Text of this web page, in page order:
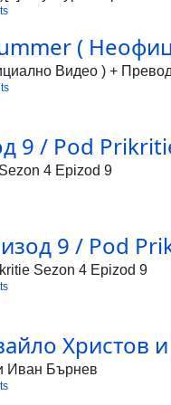
време на римските
в Майо, но
стигне до брега,
в Оксер в Галия и
(
Видео ) + Превод
9 / Pod
4 Epizod 9
9 / Pod
Sezon 4 Epizod 9
Христов
Иван Бърнев